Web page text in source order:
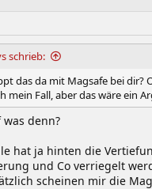
schrieb:
das da mit Magsafe bei dir?
mein Fall, aber das wäre ein
denn?
hat ja hinten die
und Co verriegelt
scheinen mir die